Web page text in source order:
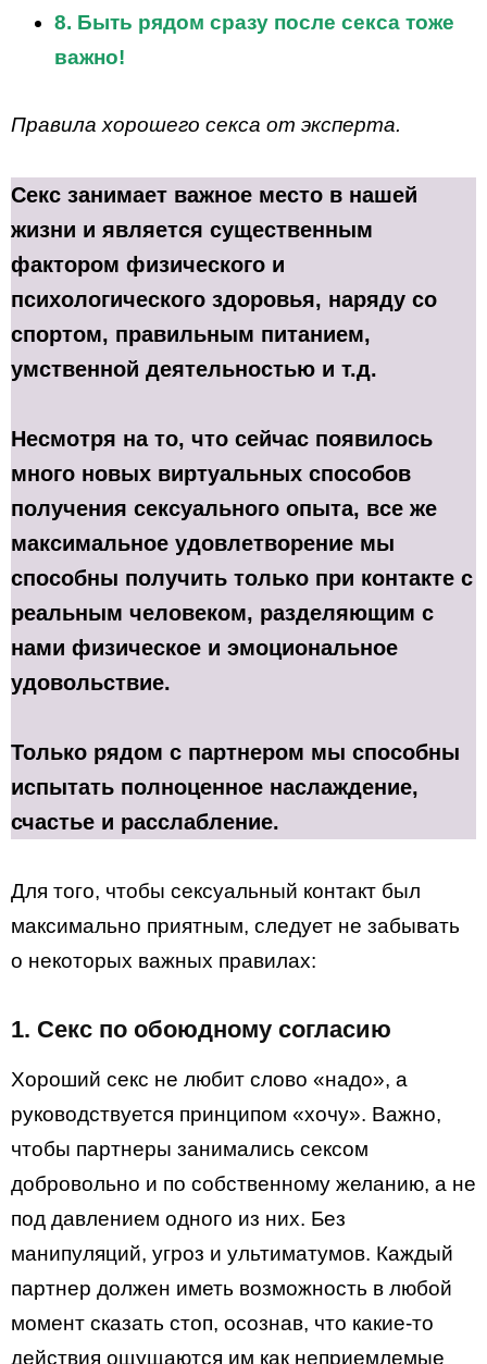
8. Быть рядом сразу после секса тоже
важно!
Правила хорошего секса от эксперта.
Секс занимает важное место в нашей
жизни и является существенным
фактором физического и
психологического здоровья, наряду со
спортом, правильным питанием,
умственной деятельностью и т.д.
Несмотря на то, что сейчас появилось
много новых виртуальных способов
получения сексуального опыта, все же
максимальное удовлетворение мы
способны получить только при контакте с
реальным человеком, разделяющим с
нами физическое и эмоциональное
удовольствие.
Только рядом с партнером мы способны
испытать полноценное наслаждение,
счастье и расслабление.
Для того, чтобы сексуальный контакт был
максимально приятным, следует не забывать
о некоторых важных правилах:
1. Секс по обоюдному согласию
Хороший секс не любит слово «надо», а
руководствуется принципом «хочу». Важно,
чтобы партнеры занимались сексом
добровольно и по собственному желанию, а не
под давлением одного из них. Без
манипуляций, угроз и ультиматумов. Каждый
партнер должен иметь возможность в любой
момент сказать стоп, осознав, что какие-то
действия ощущаются им как неприемлемые